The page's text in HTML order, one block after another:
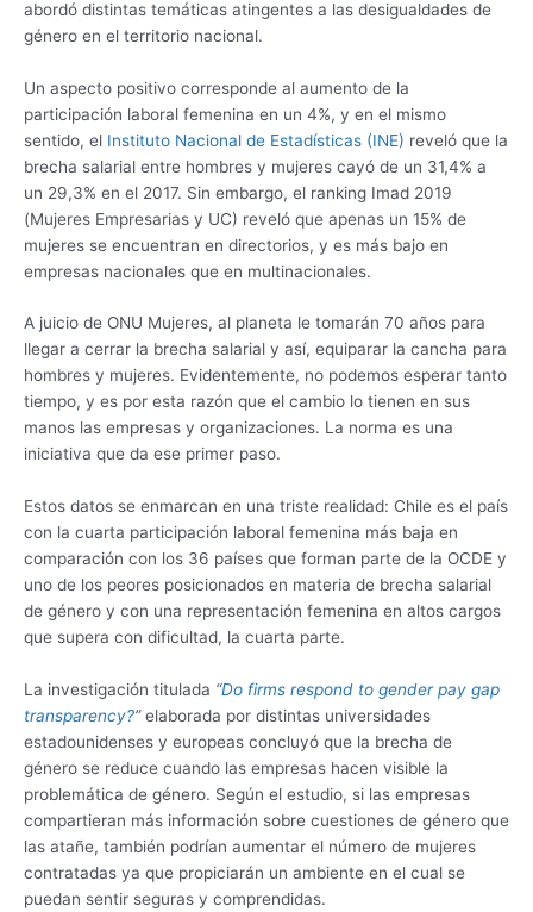
abordó distintas temáticas atingentes a las desigualdades de
género en el territorio nacional.
Un aspecto positivo corresponde al aumento de la
participación laboral femenina en un 4%, y en el mismo
sentido, el Instituto Nacional de Estadísticas (INE) reveló que la
brecha salarial entre hombres y mujeres cayó de un 31,4% a
un 29,3% en el 2017. Sin embargo, el ranking Imad 2019
(Mujeres Empresarias y UC) reveló que apenas un 15% de
mujeres se encuentran en directorios, y es más bajo en
empresas nacionales que en multinacionales.
A juicio de ONU Mujeres, al planeta le tomarán 70 años para
llegar a cerrar la brecha salarial y así, equiparar la cancha para
hombres y mujeres. Evidentemente, no podemos esperar tanto
tiempo, y es por esta razón que el cambio lo tienen en sus
manos las empresas y organizaciones. La norma es una
iniciativa que da ese primer paso.
Estos datos se enmarcan en una triste realidad: Chile es el país
con la cuarta participación laboral femenina más baja en
comparación con los 36 países que forman parte de la OCDE y
uno de los peores posicionados en materia de brecha salarial
de género y con una representación femenina en altos cargos
que supera con dificultad, la cuarta parte.
La investigación titulada “Do firms respond to gender pay gap
transparency?”elaborada por distintas universidades
estadounidenses y europeas concluyó que la brecha de
género se reduce cuando las empresas hacen visible la
problemática de género. Según el estudio, si las empresas
compartieran más información sobre cuestiones de género que
las atañe, también podrían aumentar el número de mujeres
contratadas ya que propiciarán un ambiente en el cual se
puedan sentir seguras y comprendidas.